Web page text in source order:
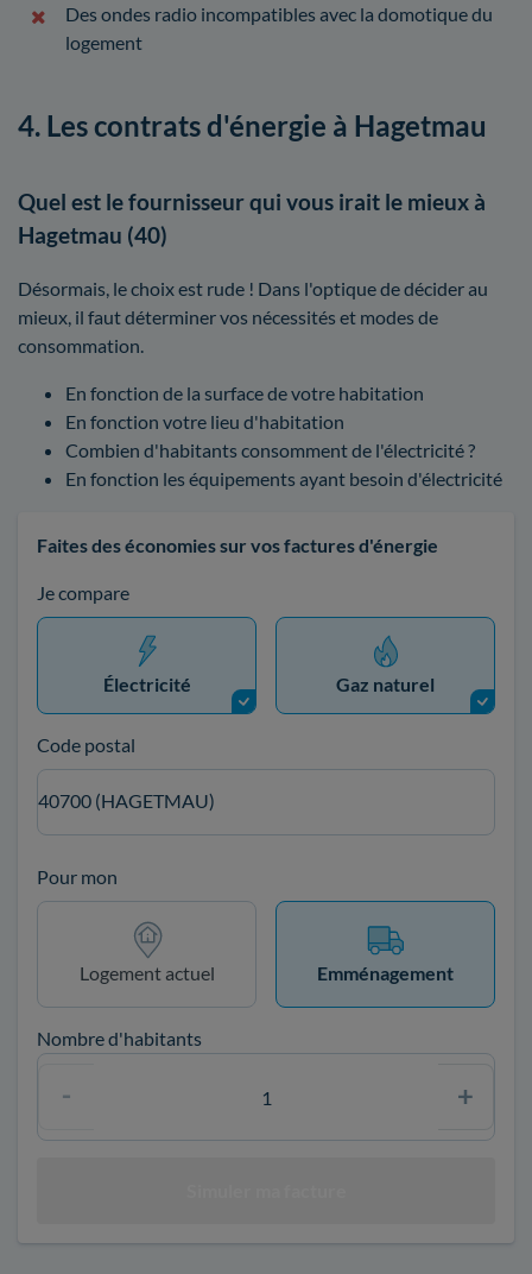
Des ondes radio incompatibles avec la domotique du
logement
4. Les contrats d'énergie à Hagetmau
Quel est le fournisseur qui vous irait le mieux à
Hagetmau (40)
Désormais, le choix est rude ! Dans l'optique de décider au
mieux, il faut déterminer vos nécessités et modes de
consommation.
En fonction de la surface de votre habitation
En fonction votre lieu d'habitation
Combien d'habitants consomment de l'électricité ?
En fonction les équipements ayant besoin d'électricité
Faites des économies sur vos factures d'énergie
Je compare
Électricité Gaz naturel
Code postal
40700 (HAGETMAU)
Pour mon
Logement actuel Emménagement
Nombre d'habitants